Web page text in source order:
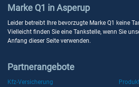
Marke Q1 in Asperup
Leider betreibt Ihre bevorzugte Marke Q1 keine
Vielleicht finden Sie eine Tankstelle, wenn Sie
Anfang dieser Seite verwenden.
Partnerangebote
Kfz-Versicherung